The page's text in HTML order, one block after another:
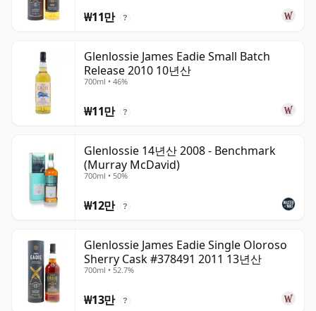
₩11만 ?
Glenlossie James Eadie Small Batch
Release 2010 10년산
700ml • 46%
₩11만 ?
Glenlossie 14년산 2008 - Benchmark
(Murray McDavid)
700ml • 50%
₩12만 ?
Glenlossie James Eadie Single Oloroso
Sherry Cask #378491 2011 13년산
700ml • 52.7%
₩13만 ?